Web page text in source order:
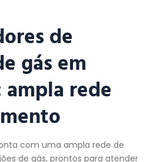
de
gás em
ampla rede
com uma ampla rede de
de gás, prontos para atender